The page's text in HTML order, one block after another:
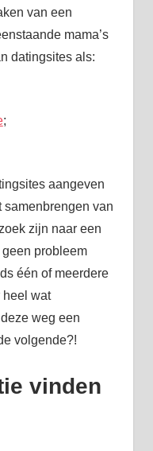
van een
mama’s
datingsites als:
;
aangeven
samenbrengen van
zijn naar een
probleem
één of meerdere
heel wat
weg een
volgende?!
vinden